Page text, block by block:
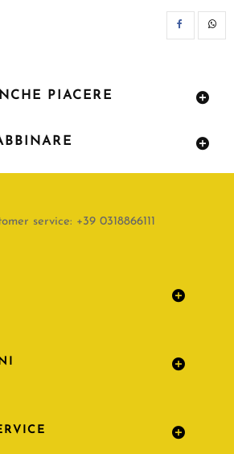
PIACERE
service: +39 0318866111